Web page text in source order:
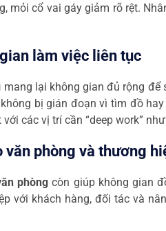
mỏi cổ vai gáy giảm rõ rệt.
làm việc liên tục
mang lại không gian đủ rộng để
bị gián đoạn vì tìm đồ
các vị trí cần “deep work”
văn phòng và thương
phòngcòn giúp không gian
với khách hàng, đối tác và